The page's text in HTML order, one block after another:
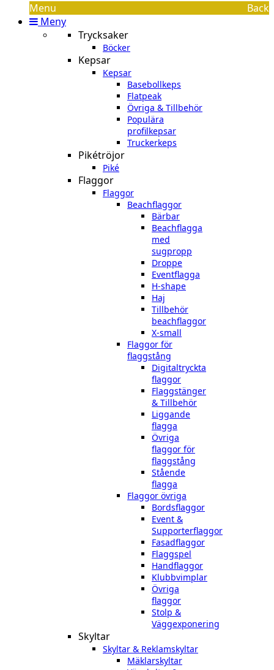
Menu
Back
Meny
Trycksaker
Böcker
Kepsar
Kepsar
Basebollkeps
Flatpeak
Övriga & Tillbehör
Populära
profilkepsar
Truckerkeps
Pikétröjor
Piké
Flaggor
Flaggor
Beachflaggor
Bärbar
Beachflagga
med
sugpropp
Droppe
Eventflagga
H-shape
Haj
Tillbehör
beachflaggor
X-small
Flaggor för
flaggstång
Digitaltryckta
flaggor
Flaggstänger
& Tillbehör
Liggande
flagga
Övriga
flaggor för
flaggstång
Stående
flagga
Flaggor övriga
Bordsflaggor
Event &
Supporterflaggor
Fasadflaggor
Flaggspel
Handflaggor
Klubbvimplar
Övriga
flaggor
Stolp &
Väggexponering
Skyltar
Skyltar & Reklamskyltar
Mäklarskyltar